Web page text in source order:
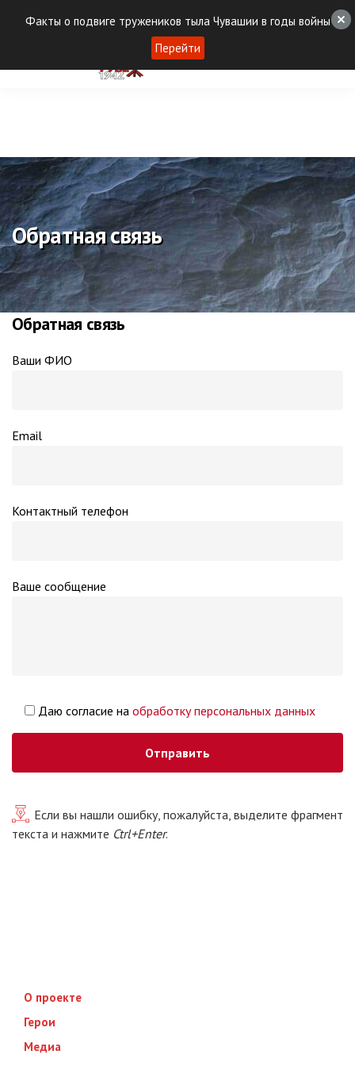
Обратная связь
Обратная связь
Ваши ФИО
Email
Контактный телефон
Ваше сообщение
Даю согласие на обработку персональных данных
Если вы нашли ошибку, пожалуйста, выделите фрагмент
текста и нажмите Ctrl+Enter.
О проекте
Герои
Медиа
Факты о подвиге тружеников тыла Чувашии в годы войны
Перейти